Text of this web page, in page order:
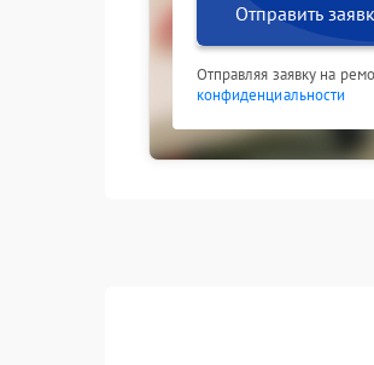
Отправить
Отправляя заявку на
конфиденциальности